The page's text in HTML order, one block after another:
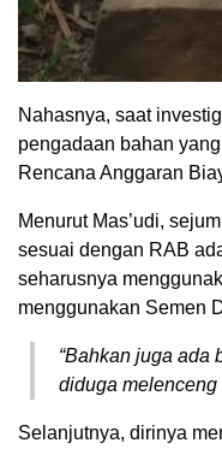
Nahasnya, saat
pengadaan bahan
Rencana Anggaran
Menurut Mas’udi,
sesuai dengan RAB
seharusnya
menggunakan Semen
“Bahkan juga ada
diduga melenceng
Selanjutnya, dirinya